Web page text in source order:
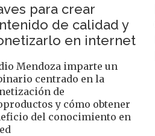
para crear
de calidad y
en internet
Mendoza imparte un
centrado en la
de
y cómo obtener
del conocimiento en